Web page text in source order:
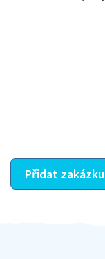
Přidat zakázku